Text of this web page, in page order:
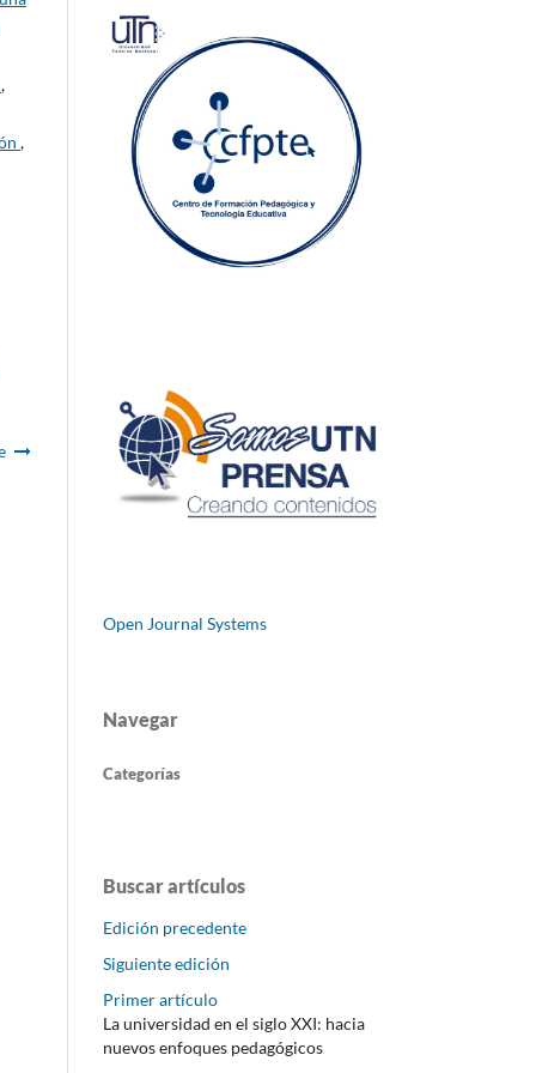
,
,
Open Journal Systems
Navegar
Categorías
Buscar artículos
Edición precedente
Siguiente edición
Primer artículo
La universidad en el siglo XXI: hacia
nuevos enfoques pedagógicos